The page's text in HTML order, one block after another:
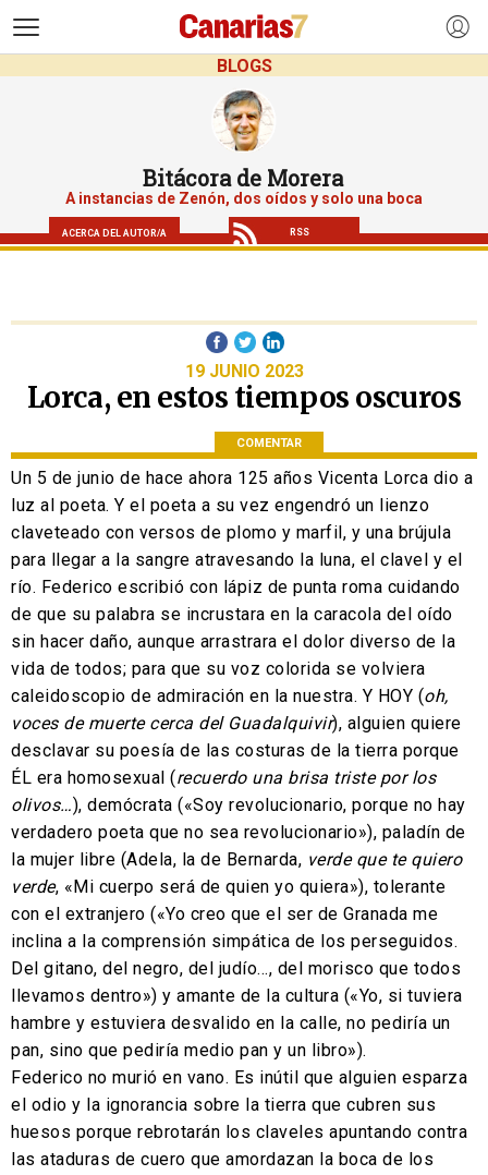
BLOGS
Bitácora de Morera
A instancias de Zenón, dos oídos y solo una boca
ACERCA DEL AUTOR/A RSS
19 JUNIO 2023
Lorca, en estos tiempos oscuros
COMENTAR
Un 5 de junio de hace ahora 125 años Vicenta Lorca dio a
luz al poeta. Y el poeta a su vez engendró un lienzo
claveteado con versos de plomo y marfil, y una brújula
para llegar a la sangre atravesando la luna, el clavel y el
río. Federico escribió con lápiz de punta roma cuidando
de que su palabra se incrustara en la caracola del oído
sin hacer daño, aunque arrastrara el dolor diverso de la
vida de todos; para que su voz colorida se volviera
caleidoscopio de admiración en la nuestra. Y HOY (oh,
voces de muerte cerca del Guadalquivir), alguien quiere
desclavar su poesía de las costuras de la tierra porque
ÉL era homosexual (recuerdo una brisa triste por los
olivos…), demócrata («Soy revolucionario, porque no hay
verdadero poeta que no sea revolucionario»), paladín de
la mujer libre (Adela, la de Bernarda, verde que te quiero
verde, «Mi cuerpo será de quien yo quiera»), tolerante
con el extranjero («Yo creo que el ser de Granada me
inclina a la comprensión simpática de los perseguidos.
Del gitano, del negro, del judío…, del morisco que todos
llevamos dentro») y amante de la cultura («Yo, si tuviera
hambre y estuviera desvalido en la calle, no pediría un
pan, sino que pediría medio pan y un libro»).
Federico no murió en vano. Es inútil que alguien esparza
el odio y la ignorancia sobre la tierra que cubren sus
huesos porque rebrotarán los claveles apuntando contra
las ataduras de cuero que amordazan la boca de los